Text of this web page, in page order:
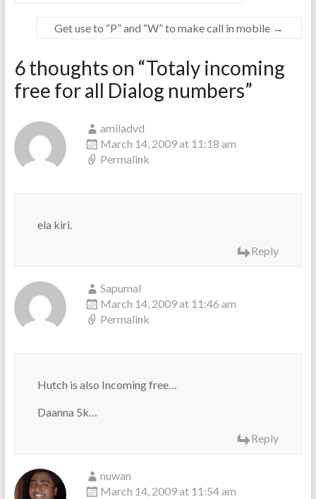
Get use to “P” and “W” to make call in mobile →
6 thoughts on “Totaly incoming
free for all Dialog numbers”
amiladvd
March 14, 2009 at 11:18 am
Permalink
ela kiri.
Reply
Sapumal
March 14, 2009 at 11:46 am
Permalink
Hutch is also Incoming free…
Daanna 5k…
Reply
nuwan
March 14, 2009 at 11:54 am